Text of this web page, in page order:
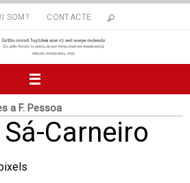
SOM? CONTACTE
a F. Pessoa
Carneiro